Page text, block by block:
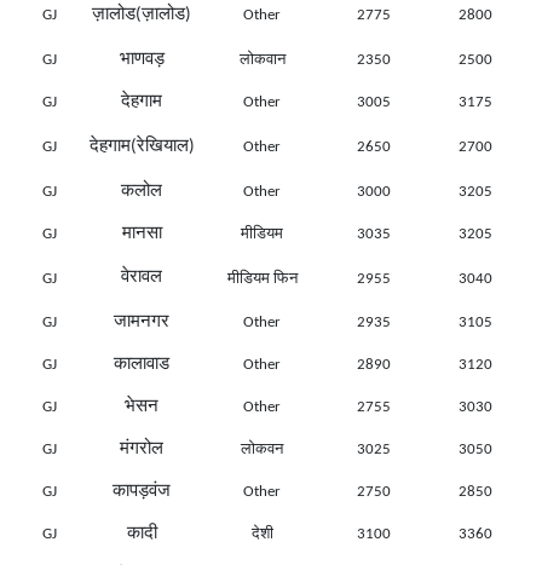
GJ ज़ालोड(ज़ालोड) Other 2775 2800
GJ भाणवड़ लोकवान 2350 2500
GJ देहगाम Other 3005 3175
GJ देहगाम(रेखियाल) Other 2650 2700
GJ कलोल Other 3000 3205
GJ मानसा मीडियम 3035 3205
GJ वेरावल मीडियम फिन 2955 3040
GJ जामनगर Other 2935 3105
GJ कालावाड Other 2890 3120
GJ भेसन Other 2755 3030
GJ मंगरोल लोकवन 3025 3050
GJ कापड़वंज Other 2750 2850
GJ कादी देशी 3100 3360